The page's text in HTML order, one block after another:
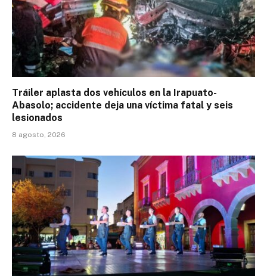
Tráiler aplasta dos vehículos en la Irapuato-
Abasolo; accidente deja una víctima fatal y seis
lesionados
8 agosto, 2026